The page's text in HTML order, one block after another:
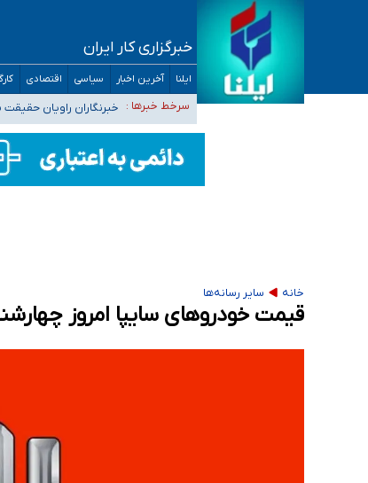
خبرگزاری کار ایران
ایلنا آخرین اخبار سیاسی اقتصادی
سرخط خبرها :
تعویق آزمون ورودی دکترای تخصصی
خبرنگاران راویان
آخرین وضعیت شیوع
هیچ پرستاری بازداشت یا اخراج نشده
ثبت‌نام بخش عمده دانش‌آموزان مدارس
خانه سایر رسانه‌ها
قیمت خودرو‌های سایپا امروز چهارشنبه ۱۷ تیر ۱۴۰۵ +